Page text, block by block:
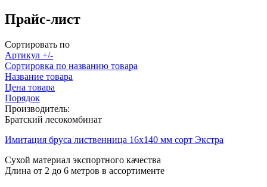
Прайс-лист
Сортировать по
Артикул +/-
Сортировка по названию товара
Название товара
Цена товара
Порядок
Производитель:
Братский лесокомбинат
Имитация бруса лиственница 16х140 мм сорт Экстра
Сухой материал экспортного качества
Длина от 2 до 6 метров в ассортименте